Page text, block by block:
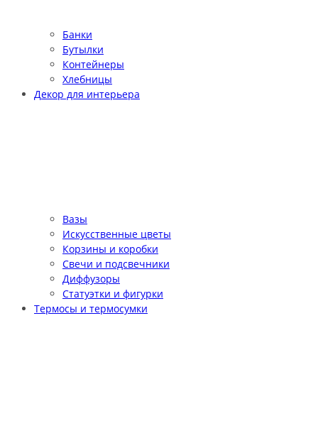
Банки
Бутылки
Контейнеры
Хлебницы
Декор для интерьера
Вазы
Искусственные цветы
Корзины и коробки
Свечи и подсвечники
Диффузоры
Статуэтки и фигурки
Термосы и термосумки